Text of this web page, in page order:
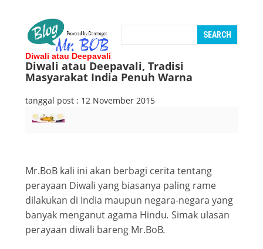
Diwali atau Deepavali
Diwali atau Deepavali, Tradisi
Masyarakat India Penuh Warna
tanggal post : 12 November 2015
Mr.BoB kali ini akan berbagi cerita tentang
perayaan Diwali yang biasanya paling rame
dilakukan di India maupun negara-negara yang
banyak menganut agama Hindu. Simak ulasan
perayaan diwali bareng Mr.BoB.